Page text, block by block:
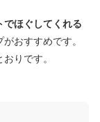
でほぐしてくれる
おすすめです。
りです。